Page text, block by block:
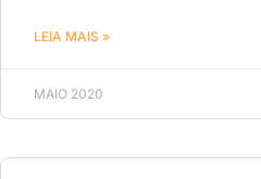
LEIA MAIS »
MAIO 2020